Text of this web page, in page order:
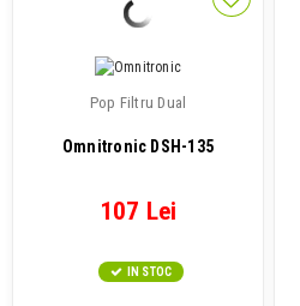
Pop Filtru Dual
Omnitronic DSH-135
107 Lei
IN STOC